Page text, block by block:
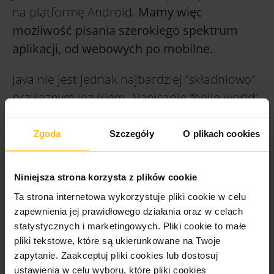
Zgoda Szczegóły O plikach cookies
Niniejsza strona korzysta z plików cookie
Ta strona internetowa wykorzystuje pliki cookie w celu
zapewnienia jej prawidłowego działania oraz w celach
statystycznych i marketingowych. Pliki cookie to małe
pliki tekstowe, które są ukierunkowane na Twoje
zapytanie. Zaakceptuj pliki cookies lub dostosuj
ustawienia w celu wyboru, które pliki cookies
na platformę Android. Mamy więc
możliwość pisania szerokiego spektrum
aplikacji, od webowych po mobilne.
Java nie jest jednak najbardziej “składniowo”
przyjaznym językiem. Napisanie “hello world”
w Javie wymaga 3 linijek kodu, a w Pythonie –
jednej. Wniosek nasuwa się sam.
Java nie jest technologią typu open source,
więc nie rejestruje tak dynamicznych zmian,
jak np. Java Script. Nie znaczy to jednak, że w
ogóle ich nie ma. Java jest cały czas
udoskonalana, tak aby stawała się jeszcze